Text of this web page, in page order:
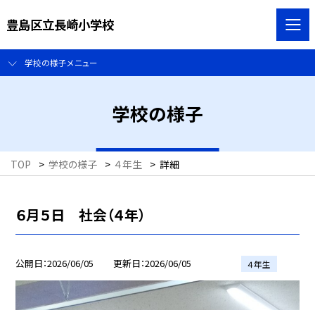
豊島区立長崎小学校
学校の様子メニュー
学校の様子
TOP > 学校の様子 > ４年生 > 詳細
６月５日 社会（４年）
公開日 2026/06/05 更新日 2026/06/05 ４年生